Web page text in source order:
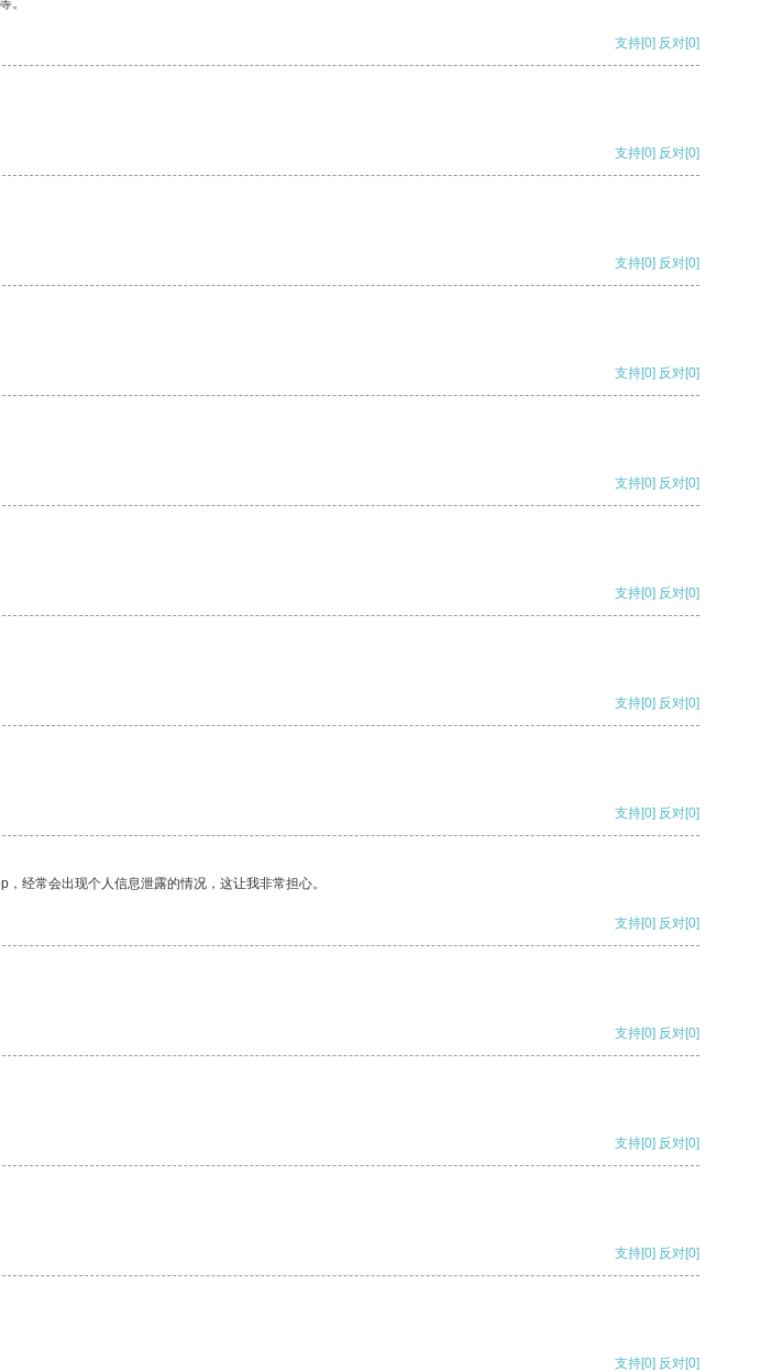
。
支持[0] 反对[0]
支持[0] 反对[0]
支持[0] 反对[0]
支持[0] 反对[0]
支持[0] 反对[0]
支持[0] 反对[0]
支持[0] 反对[0]
支持[0] 反对[0]
经常会出现个人信息泄露的情况，这让我非常担心。
支持[0] 反对[0]
支持[0] 反对[0]
支持[0] 反对[0]
支持[0] 反对[0]
支持[0] 反对[0]